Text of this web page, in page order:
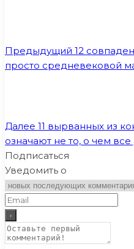
Предыдущий 12
просто средневековой
Далее 11 вырванных из
означают не то, о чем
Подписаться
Уведомить о